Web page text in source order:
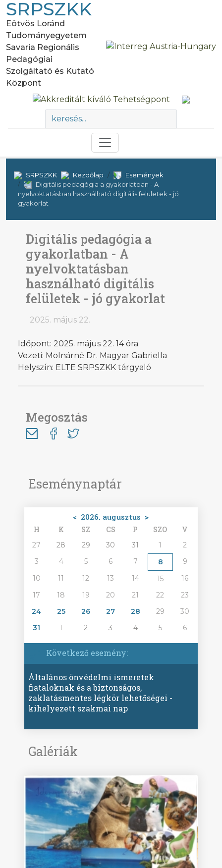
SRPSZKK
Eötvös Loránd
Tudományegyetem
Savaria Regionális
Pedagógiai
Szolgáltató és Kutató
Központ
SRPSZKK Kezdőlap
Események
Digitális pedagógia a gyakorlatban - A
nyelvoktatásban használható digitális felületek - jó
gyakorlat
Eseménynaptár
< 2026. augusztus >
H K SZ CS P SZO V
27 28 29 30 31 1
2
3
4 5 6 7 8
9
10
11 12 13 14 15
16
17
18 19 20 21 22
23
24
25 26 27 28 29
30
31
1 2 3 4 5 6
Következő esemény:
Általános önvédelmi ismeretek
fiataloknak és a biztonságos,
zaklatásmentes légkör lehetőségei -
kihelyezett szakmai nap
Galériák
Digitális pedagógia a
gyakorlatban - A
nyelvoktatásban
használható digitális
felületek - jó gyakorlat
2025. május 22.
Időpont: 2025. május 22. 14 óra
Vezeti: Molnárné Dr. Magyar Gabriella
Helyszín: ELTE SRPSZKK tárgyaló
Megosztás